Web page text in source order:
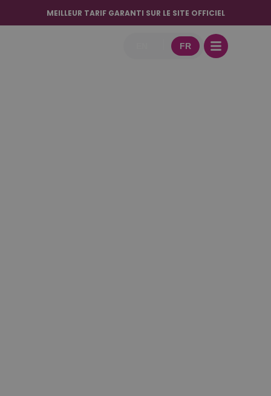
MEILLEUR TARIF GARANTI SUR LE SITE OFFICIEL
FR
Offres